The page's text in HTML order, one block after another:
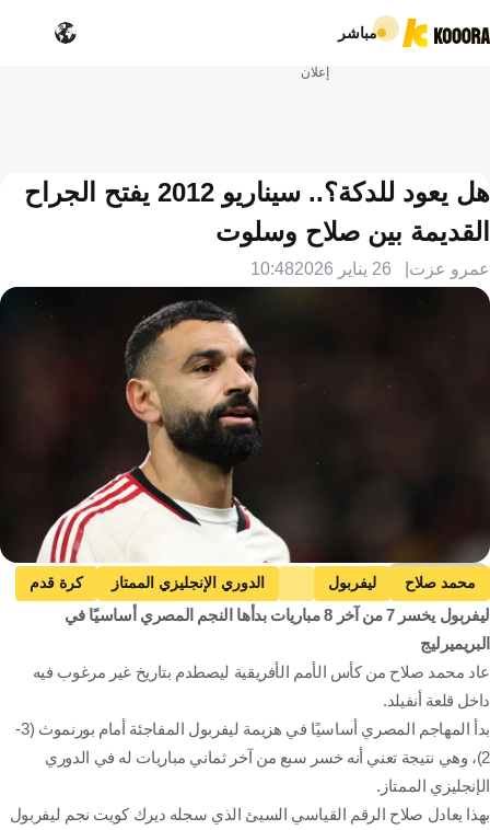
مباشر
إعلان
هل يعود للدكة؟.. سيناريو 2012 يفتح الجراح
القديمة بين صلاح وسلوت
عمرو عزت 26 يناير 2026 10:48
Getty Images
محمد صلاح ليفربول الدوري الإنجليزي الممتاز كرة قدم
ليفربول يخسر 7 من آخر 8 مباريات بدأها النجم المصري أساسيًا في
البريميرليج
عاد محمد صلاح من كأس الأمم الأفريقية ليصطدم بتاريخ غير مرغوب فيه
داخل قلعة أنفيلد.
بدأ المهاجم المصري أساسيًا في هزيمة ليفربول المفاجئة أمام بورنموث (3-
2)، وهي نتيجة تعني أنه خسر سبع من آخر ثماني مباريات له في الدوري
الإنجليزي الممتاز.
بهذا يعادل صلاح الرقم القياسي السيئ الذي سجله ديرك كويت نجم ليفربول